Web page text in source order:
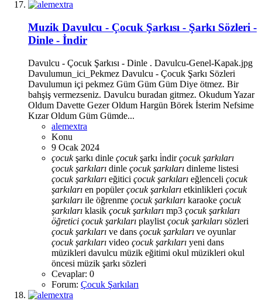
Muzik Davulcu - Çocuk Şarkısı - Şarkı Sözleri -
Dinle - İndir
Davulcu - Çocuk Şarkısı - Dinle . Davulcu-Genel-Kapak.jpg
Davulumun_ici_Pekmez Davulcu - Çocuk Şarkı Sözleri
Davulumun içi pekmez Güm Güm Güm Diye ötmez. Bir
bahşiş vermezseniz. Davulcu buradan gitmez. Okudum Yazar
Oldum Davette Gezer Oldum Hargün Börek İsterim Nefsime
Kızar Oldum Güm Gümde...
alemextra
Konu
9 Ocak 2024
çocukşarkı dinle çocukşarkı i̇ndirçocuk şarkıları
çocuk şarkıları dinle çocuk şarkıları dinleme listesi
çocuk şarkıları eğitici çocuk şarkıları eğlenceli çocuk
şarkıları en popülerçocuk şarkıları etkinlikleri çocuk
şarkıları ile öğrenme çocuk şarkıları karaoke çocuk
şarkıları klasik çocuk şarkıları mp3 çocuk şarkıları
öğretici çocuk şarkıları playlist çocuk şarkıları sözleri
çocuk şarkıları ve dans çocuk şarkıları ve oyunlar
çocuk şarkıları video çocuk şarkıları yeni dans
müzikleri davulcu müzik eğitimi okul müzikleri okul
öncesi müzik şarkı sözleri
Cevaplar: 0
Forum: Çocuk Şarkıları